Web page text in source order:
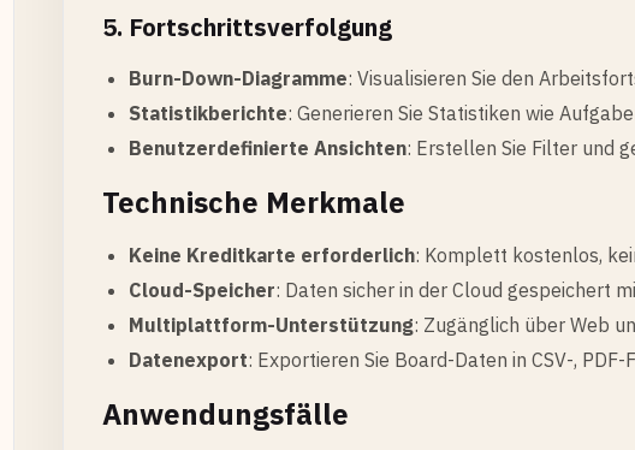
5. Fortschrittsverfolgung
Burn-Down-Diagramme: Visualisieren Sie den
Statistikberichte: Generieren Sie Statistiken wie
Benutzerdefinierte Ansichten: Erstellen Sie Filter und
Technische Merkmale
Keine Kreditkarte erforderlich: Komplett kostenlos,
Cloud-Speicher: Daten sicher in der Cloud gespeichert
Multiplattform-Unterstützung: Zugänglich über Web
Datenexport: Exportieren Sie Board-Daten in CSV-, PDF-
Anwendungsfälle